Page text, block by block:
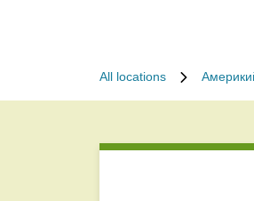
All locations